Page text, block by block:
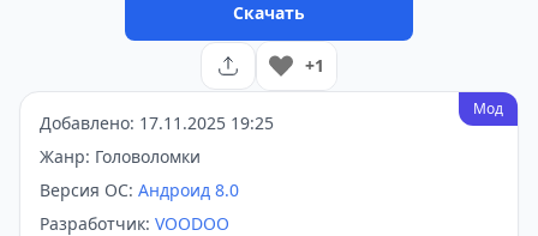
Скачать
+1
Мод
Добавлено: 17.11.2025 19:25
Жанр: Головоломки
Версия ОС: Андроид 8.0
Разработчик: VOODOO